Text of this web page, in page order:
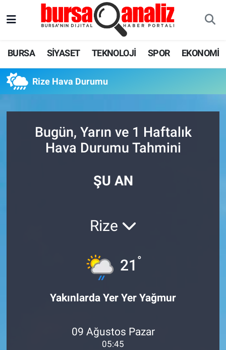
BURSA SİYASET TEKNOLOJİ SPOR EKONOMİ
Rize Hava Durumu
Bugün, Yarın ve 1 Haftalık
Hava Durumu Tahmini
ŞU AN
Rize
21 °
Yakınlarda Yer Yer Yağmur
09 Ağustos Pazar
05:45
EKONOMİ
Tüm Manşetler